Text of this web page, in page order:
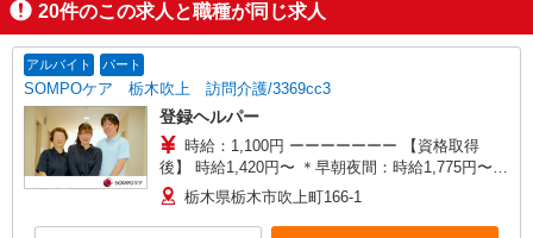
20件のこの求人と職種が同じ求人
アルバイト パート
SOMPOケア 栃木吹上 訪問介護/3369cc3
登録ヘルパー
時給：1,100円 ーーーーーーー 【資格取得
後】 時給1,420円〜 ＊早朝夜間：時給1,775円〜
＊日曜祝日：時給1,720円〜 ーーーーーーー
栃木県栃木市吹上町166-1